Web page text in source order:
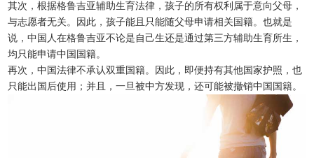
其次，根据格鲁吉亚辅助生育法律，孩子的所有权利属于意向父母，
与志愿者无关。因此，孩子能且只能随父母申请相关国籍。也就是
说，中国人在格鲁吉亚不论是自己生还是通过第三方辅助生育所生，
均只能申请中国国籍。
再次，中国法律不承认双重国籍。因此，即便持有其他国家护照，也
只能出国后使用；并且，一旦被中方发现，还可能被撤销中国国籍。